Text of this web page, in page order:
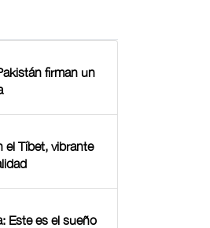
firman un
el Tíbet, vibrante
Este es el sueño